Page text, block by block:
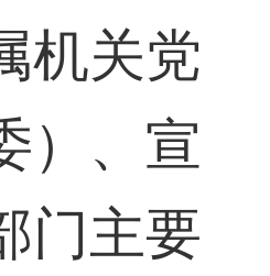
机关党
）、宣
门主要